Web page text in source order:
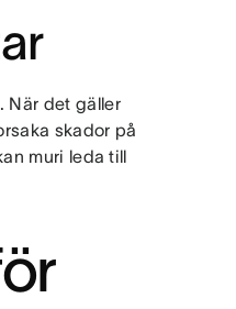
När det gäller
skador på
muri leda till